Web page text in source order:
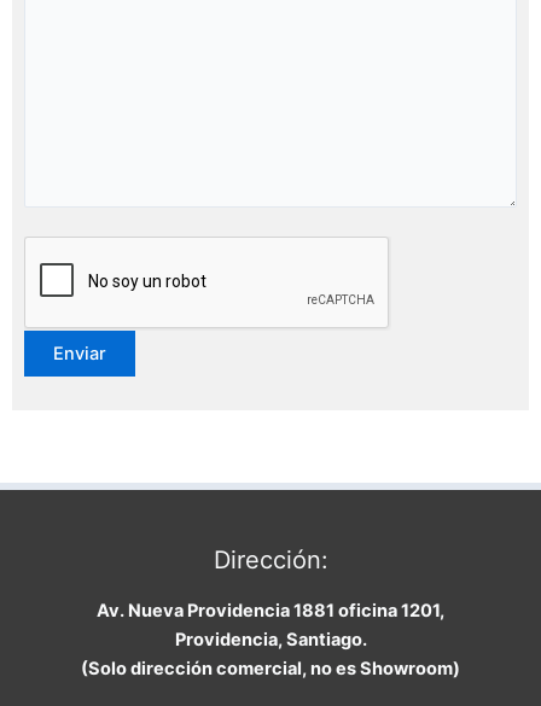
Dirección:
Av. Nueva Providencia 1881 oficina 1201,
Providencia, Santiago.
(Solo dirección comercial, no es Showroom)